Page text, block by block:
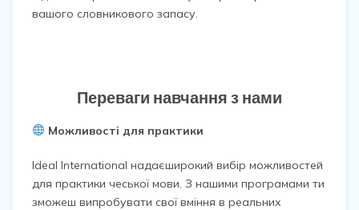
вашого словникового запасу.
Переваги навчання з нами
Можливості для практики
Ideal International надаєширокий вибір можливостей
для практики чеської мови. З нашими програмами ти
зможеш випробувати свої вміння в реальних